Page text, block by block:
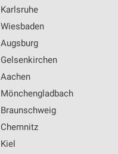
Karlsruhe
Wiesbaden
Augsburg
Gelsenkirchen
Aachen
Mönchengladbach
Braunschweig
Chemnitz
Kiel